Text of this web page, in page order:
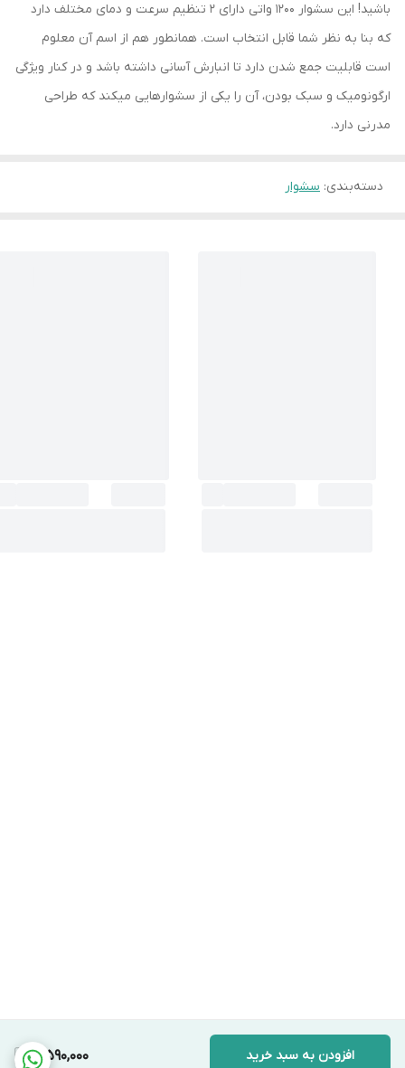
3,590,000 افزودن به سبد خرید
باشید! این سشوار 1200 واتی دارای 2 تنظیم سرعت و دمای مختلف دارد
که بنا به نظر شما قابل انتخاب است. همانطور هم از اسم آن معلوم
است قابلیت جمع شدن دارد تا انبارش آسانی داشته باشد و در کنار ویژگی
ارگونومیک و سبک بودن، آن را یکی از سشوارهایی میکند که طراحی
مدرنی دارد.
دسته‌بندی: سشوار